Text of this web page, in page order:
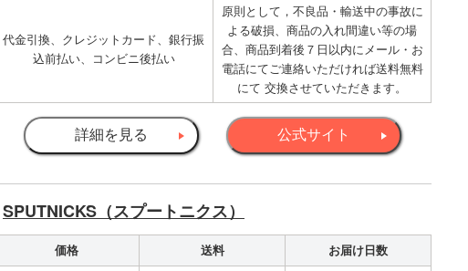
代金引換、クレジットカード、銀行振
込前払い、コンビニ後払い
原則として，不良品・輸送中の事故に
よる破損、商品の入れ間違い等の場
合、商品到着後７日以内にメール・お
電話にてご連絡いただければ送料無料
にて 交換させていただきます。
詳細を見る 公式サイト
SPUTNICKS（スプートニクス）
価格 送料 お届け日数